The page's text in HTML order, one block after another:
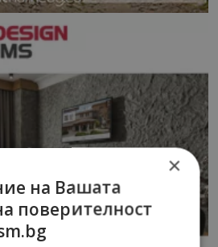
×
на Вашата
поверителност